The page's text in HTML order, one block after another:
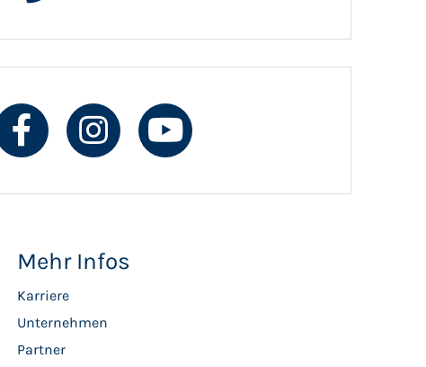
Mehr Infos
Karriere
Unternehmen
Partner